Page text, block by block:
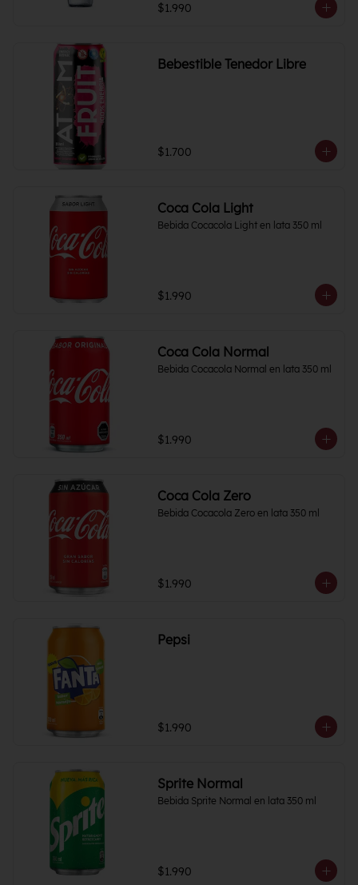
$1.990
Bebestible Tenedor Libre
$1.700
Coca Cola Light
Bebida Cocacola Light en lata 350 ml
$1.990
Coca Cola Normal
Bebida Cocacola Normal en lata 350 ml
$1.990
Coca Cola Zero
Bebida Cocacola Zero en lata 350 ml
$1.990
Pepsi
$1.990
Sprite Normal
Bebida Sprite Normal en lata 350 ml
$1.990